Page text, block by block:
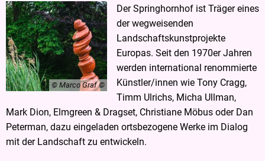
© Marco Graf
Der Springhornhof ist Träger eines
der wegweisenden
Landschaftskunstprojekte
Europas. Seit den 1970er Jahren
werden international renommierte
Künstler/innen wie Tony Cragg,
Timm Ulrichs, Micha Ullman,
Mark Dion, Elmgreen & Dragset, Christiane Möbus oder Dan
Peterman, dazu eingeladen ortsbezogene Werke im Dialog
mit der Landschaft zu entwickeln.